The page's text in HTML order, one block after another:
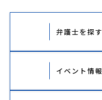
弁護士を探す
イベント情報